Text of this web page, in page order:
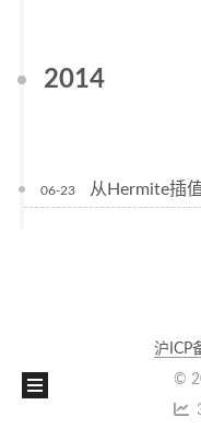
2014
06-23 从Hermite插
沪ICP
©